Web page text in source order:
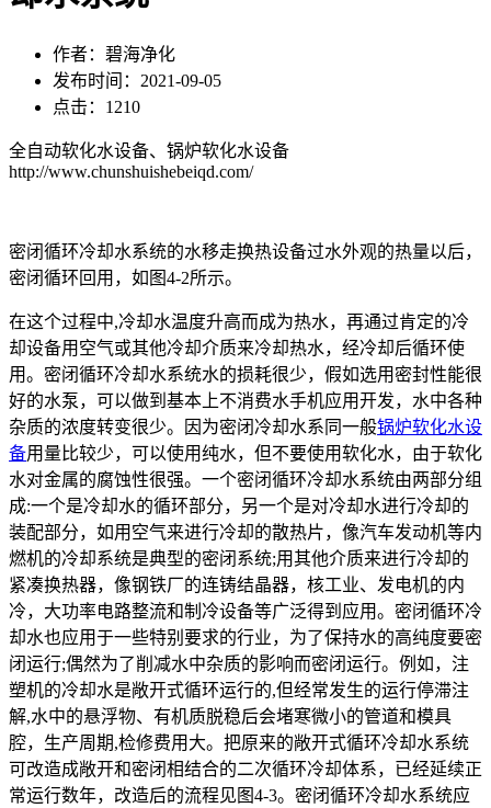
作者：碧海净化
发布时间：2021-09-05
点击：1210
全自动软化水设备、锅炉软化水设备
http://www.chunshuishebeiqd.com/
密闭循环冷却水系统的水移走换热设备过水外观的热量以后，
密闭循环回用，如图4-2所示。
在这个过程中,冷却水温度升高而成为热水，再通过肯定的冷
却设备用空气或其他冷却介质来冷却热水，经冷却后循环使
用。密闭循环冷却水系统水的损耗很少，假如选用密封性能很
好的水泵，可以做到基本上不消费水手机应用开发，水中各种
杂质的浓度转变很少。因为密闭冷却水系同一般锅炉软化水设
备用量比较少，可以使用纯水，但不要使用软化水，由于软化
水对金属的腐蚀性很强。一个密闭循环冷却水系统由两部分组
成:一个是冷却水的循环部分，另一个是对冷却水进行冷却的
装配部分，如用空气来进行冷却的散热片，像汽车发动机等内
燃机的冷却系统是典型的密闭系统;用其他介质来进行冷却的
紧凑换热器，像钢铁厂的连铸结晶器，核工业、发电机的内
冷，大功率电路整流和制冷设备等广泛得到应用。密闭循环冷
却水也应用于一些特别要求的行业，为了保持水的高纯度要密
闭运行;偶然为了削减水中杂质的影响而密闭运行。例如，注
塑机的冷却水是敞开式循环运行的,但经常发生的运行停滞注
解,水中的悬浮物、有机质脱稳后会堵寒微小的管道和模具
腔，生产周期,检修费用大。把原来的敞开式循环冷却水系统
可改造成敞开和密闭相结合的二次循环冷却体系，已经延续正
常运行数年，改造后的流程见图4-3。密闭循环冷却水系统应